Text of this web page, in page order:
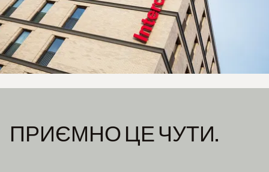
ПРИЄМНО ЦЕ ЧУТИ.